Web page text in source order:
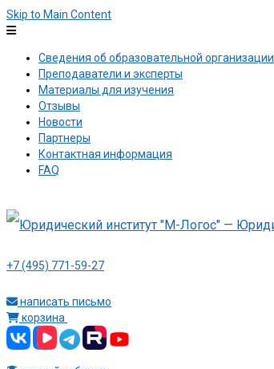
Skip to Main Content
Сведения об образовательной организации
Преподаватели и эксперты
Материалы для изучения
Отзывы
Новости
Партнеры
Контактная информация
FAQ
+7 (495) 771-59-27
написать письмо
корзина